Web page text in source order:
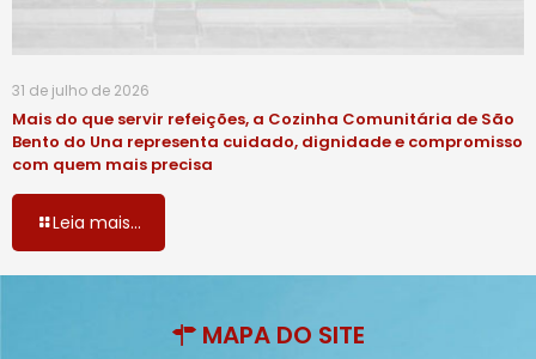
31 de julho de 2026
Mais do que servir refeições, a Cozinha Comunitária de São
Bento do Una representa cuidado, dignidade e compromisso
com quem mais precisa
Leia mais...
MAPA DO SITE